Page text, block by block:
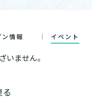
情報 イベント
いません。